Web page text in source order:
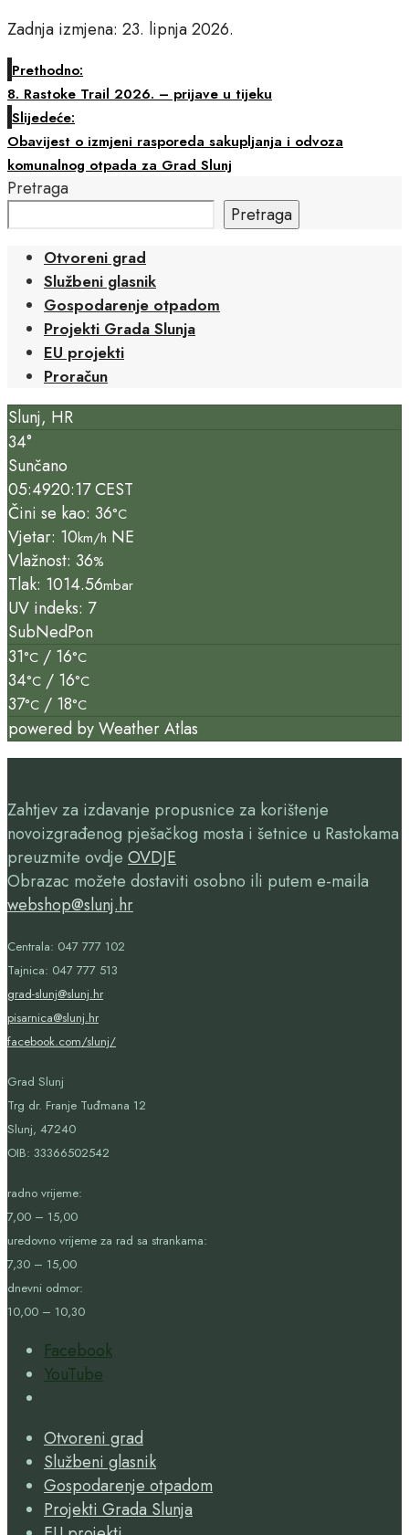
Zadnja izmjena: 23. lipnja 2026.
Prethodno:
8. Rastoke Trail 2026. – prijave u tijeku
Slijedeće:
Obavijest o izmjeni rasporeda sakupljanja i odvoza
komunalnog otpada za Grad Slunj
Pretraga
Pretraga
Otvoreni grad
Službeni glasnik
Gospodarenje otpadom
Projekti Grada Slunja
EU projekti
Proračun
Slunj, HR
34°
Sunčano
05:4920:17 CEST
Čini se kao: 36°C
Vjetar: 10km/h NE
Vlažnost: 36%
Tlak: 1014.56mbar
UV indeks: 7
SubNedPon
31°C / 16°C
34°C / 16°C
37°C / 18°C
powered byWeather Atlas
Zahtjev za izdavanje propusnice za korištenje
novoizgrađenog pješačkog mosta i šetnice u Rastokama
preuzmite ovdje OVDJE
Obrazac možete dostaviti osobno ili putem e-maila
webshop@slunj.hr
Centrala: 047 777 102
Tajnica: 047 777 513
grad-slunj@slunj.hr
pisarnica@slunj.hr
facebook.com/slunj/
Grad Slunj
Trg dr. Franje Tuđmana 12
Slunj, 47240
OIB: 33366502542
radno vrijeme:
7,00 – 15,00
uredovno vrijeme za rad sa strankama:
7,30 – 15,00
dnevni odmor:
10,00 – 10,30
Facebook
YouTube
Window
Otvoreni grad
Službeni glasnik
Gospodarenje otpadom
Projekti Grada Slunja